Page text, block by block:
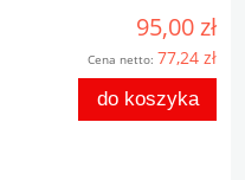
95,00 zł
Cena netto: 77,24 zł
do koszyka